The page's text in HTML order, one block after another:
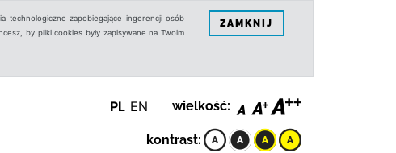
technologiczne zapobiegające ingerencji osób
by pliki cookies były zapisywane na Twoim
ZAMKNIJ
PL EN wielkość:
kontrast: